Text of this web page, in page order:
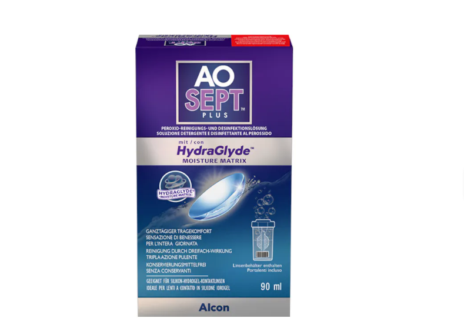
Opti-Free
Ever Clean Plus
Weitere Marken